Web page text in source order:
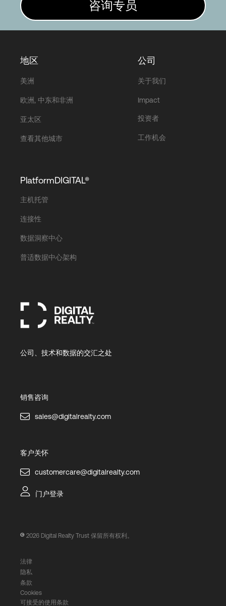
咨询专员
地区
美洲
欧洲, 中东和非洲
亚太区
查看其他城市
公司
关于我们
Impact
投资者
工作机会
PlatformDIGITAL®
主机托管
连接性
数据洞察中心
普适数据中心架构
公司、技术和数据的交汇之处
销售咨询
sales@digitalrealty.com
客户关怀
customercare@digitalrealty.com
门户登录
2026 Digital Realty Trust 保留所有权利。
法律
隐私
条款
Cookies
可接受的使用条款